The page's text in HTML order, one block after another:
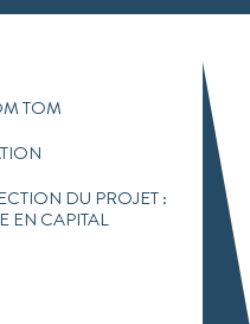
TOM
DU PROJET :
EN CAPITAL